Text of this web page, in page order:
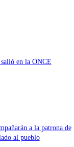
en la ONCE
a la patrona de
al pueblo